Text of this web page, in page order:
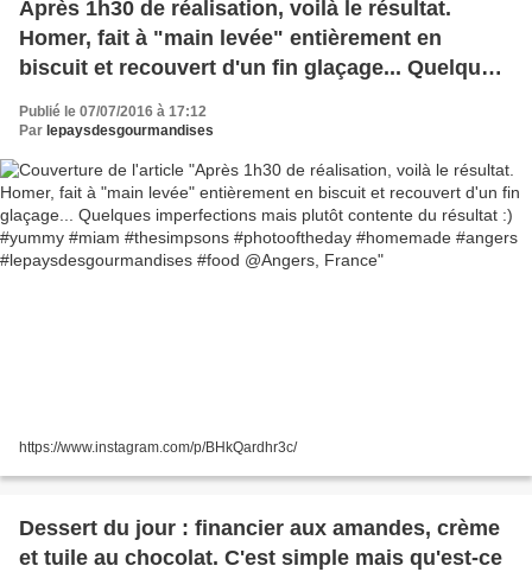
Après 1h30 de réalisation, voilà le résultat.
Homer, fait à "main levée" entièrement en
biscuit et recouvert d'un fin glaçage... Quelques
#yummy #miam #thesimpsons #photooftheday
#food @Angers, France
Publié le 07/07/2016 à 17:12
Par lepaysdesgourmandises
https://www.instagram.com/p/BHkQardhr3c/
Dessert du jour : financier aux amandes, crème
et tuile au chocolat. C'est simple mais qu'est-ce